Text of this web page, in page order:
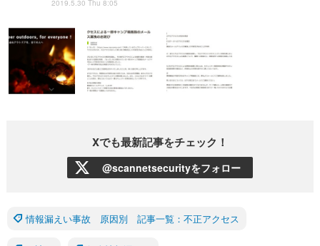
2019.5.30 Thu 8:05
Xでも最新記事をチェック！
@scannetsecurityをフォロー
情報漏えい事故 原因別 記事一覧：不正アクセス